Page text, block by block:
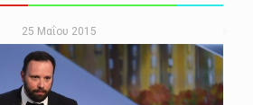
25 Μαΐου 2015